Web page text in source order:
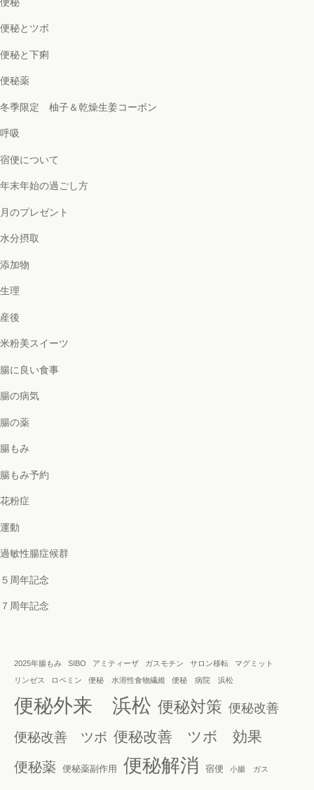
便秘
便秘とツボ
便秘と下痢
便秘薬
冬季限定 柚子＆乾燥生姜コーボン
呼吸
宿便について
年末年始の過ごし方
月のプレゼント
水分摂取
添加物
生理
産後
米粉美スイーツ
腸に良い食事
腸の病気
腸の薬
腸もみ
腸もみ予約
花粉症
運動
過敏性腸症候群
５周年記念
７周年記念
2025年腸もみ SIBO アミティーザ ガスモチン サロン移転
マグミット
リンゼス
ロペミン 便秘 水溶性食物繊維 便秘 病院 浜松
便秘外来 浜松 便秘対策 便秘改善
便秘改善 ツボ 便秘改善 ツボ 効果
便秘薬 便秘薬副作用 便秘解消 宿便 小腸 ガス